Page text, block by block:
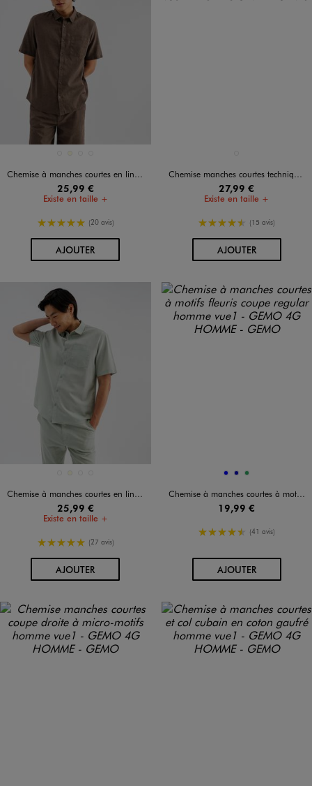
Chemise à manches courtes en lin et coton coupe regular homme
25,99 €
Existe en taille +
5/5 de moyenne
(20 avis)
AJOUTERAU PANIER
Chemise manches courtes technique homme - Roadsign
27,99 €
Existe en taille +
4.5/5 de moyenne
(15 avis)
AJOUTERAU PANIER
Chemise à manches courtes en lin et coton coupe regular homme
25,99 €
Existe en taille +
5/5 de moyenne
(27 avis)
AJOUTERAU PANIER
Disponible en 3 coloris
BLEUBLEU FONCE
VERT
Chemise à manches courtes à motifs fleuris coupe regular homme
19,99 €
4.5/5 de moyenne
(41 avis)
AJOUTERAU PANIER